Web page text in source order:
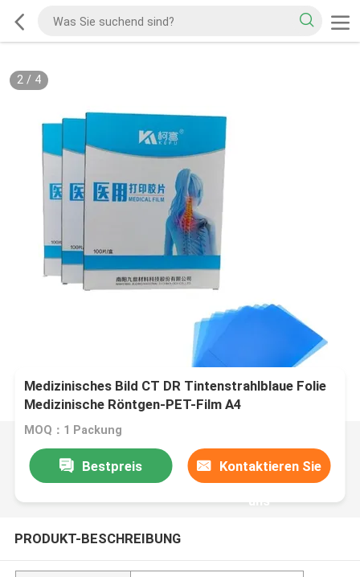
2/ 4
Medizinisches Bild CT DR Tintenstrahlblaue Folie
Medizinische Röntgen-PET-Film A4
MOQ：1 Packung
Bestpreis Kontaktieren Sie
uns
PRODUKT-BESCHREIBUNG